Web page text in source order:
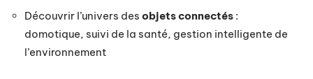
Découvrir l’univers des objets connectés :
domotique, suivi de la santé, gestion intelligente de
l’environnement